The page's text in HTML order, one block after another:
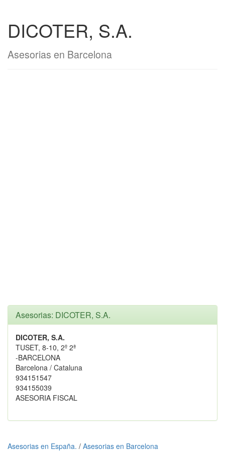
DICOTER, S.A.
Asesorias en Barcelona
Asesorias: DICOTER, S.A.
DICOTER, S.A.
TUSET, 8-10, 2º 2ª
-BARCELONA
Barcelona / Cataluna
934151547
934155039
ASESORIA FISCAL
Asesorias en España. / Asesorias en Barcelona